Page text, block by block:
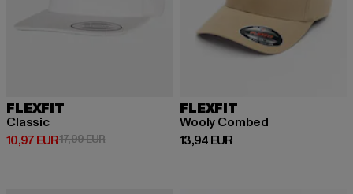
FLEXFIT
Classic
10,97 EUR
Derzeitiger Preis: 10,97 EUR
17,99 EURAktionspreis: 17,99 EUR
FLEXFIT
Wooly Combed
13,94 EUR
Derzeitiger Preis: 13,94 EUR